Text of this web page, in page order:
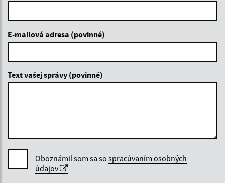
E-mailová adresa (povinné)
Text vašej správy (povinné)
Oboznámil som sa so spracúvaním osobných
údajov